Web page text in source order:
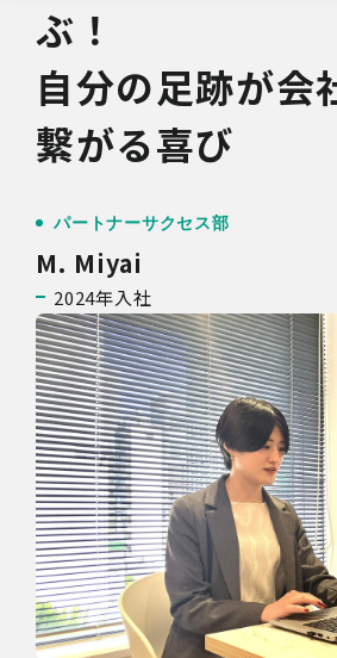
ぶ！
自分の足跡が会
繋がる喜び
パートナーサクセス部
M. Miyai
2024年入社